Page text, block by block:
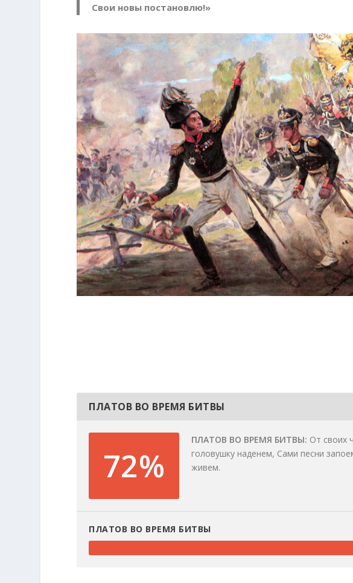
Свои новы постановлю!»
ПЛАТОВ ВО ВРЕМЯ БИТВЫ
72%
ПЛАТОВ ВО ВРЕМЯ БИТВЫ От своих
головушку наденем, Сами песни
живем.
ПЛАТОВ ВО ВРЕМЯ БИТВЫ